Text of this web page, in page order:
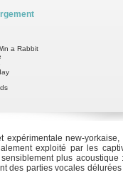
a Rabbit
new-yorkaise,
exploité par les
plus acoustique
des parties vocales